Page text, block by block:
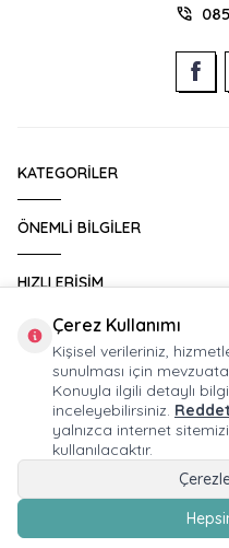
KATEGORILER
ÖNEMLI BILGILER
HIZLI ERIŞIM
KURUMSAL SATIŞ
E-BÜLTEN ABONELIĞI
© 2026 HUPALUPA Mağaza
-Soft
Çerez Kullanımı
Kişisel verileriniz,
sunulması için
Konuyla ilgili detaylı
inceleyebilirsiniz.
yalnızca internet
kullanılacaktır.